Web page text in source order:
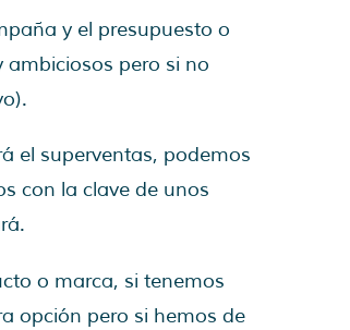
y el presupuesto o
ambiciosos pero si no
el superventas, podemos
con la clave de unos
o marca, si tenemos
opción pero si hemos de